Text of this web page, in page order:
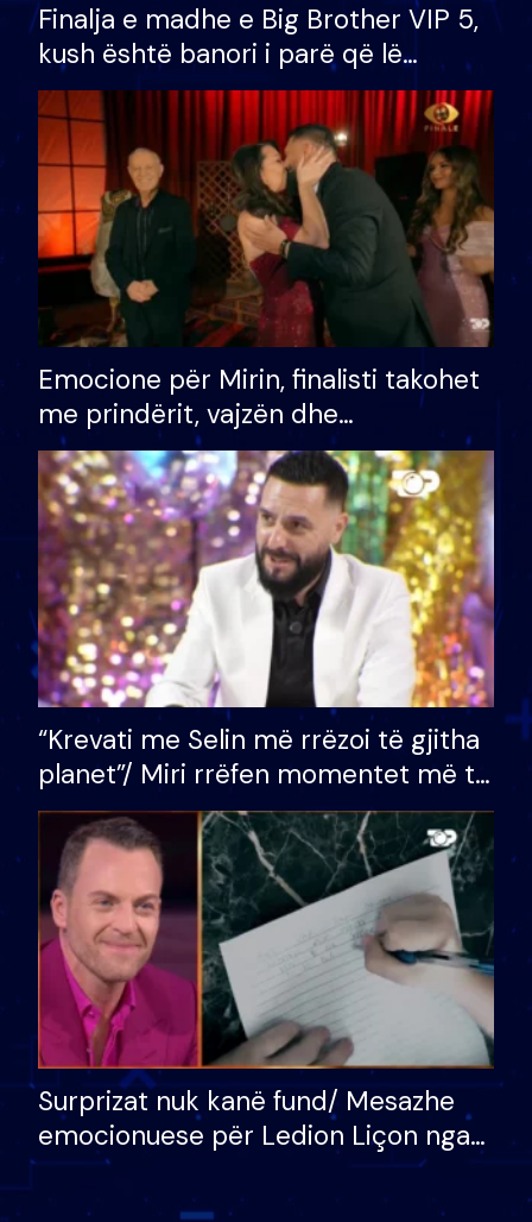
Finalja e madhe e Big Brother VIP 5,
kush është banori i parë që lë
shtëpinë dhe humb mundësinë për
të fituar çmimin e madh
Emocione për Mirin, finalisti takohet
me prindërit, vajzën dhe
bashkëshorten: S’kemi ndonjë letër
divorci apo jo?
“Krevati me Selin më rrëzoi të gjitha
planet”/ Miri rrëfen momentet më të
bukura në shtëpinë e BB VIP: Do më
mungojë zilja e mëngjesit kur…
Surprizat nuk kanë fund/ Mesazhe
emocionuese për Ledion Liçon nga
nëna dhe fëmijët e tij, moderatori
nuk i mban dot lotët: Nuk meritoj…